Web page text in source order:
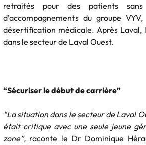
retraités pour des patients
d’accompagnements du groupe
désertification médicale. Après Laval,
dans le secteur de Laval Ouest.
“Sécuriser le début de carrière”
“La situation dans le secteur de Laval
était critique avec une seule jeune
zone”, raconte le Dr Dominique